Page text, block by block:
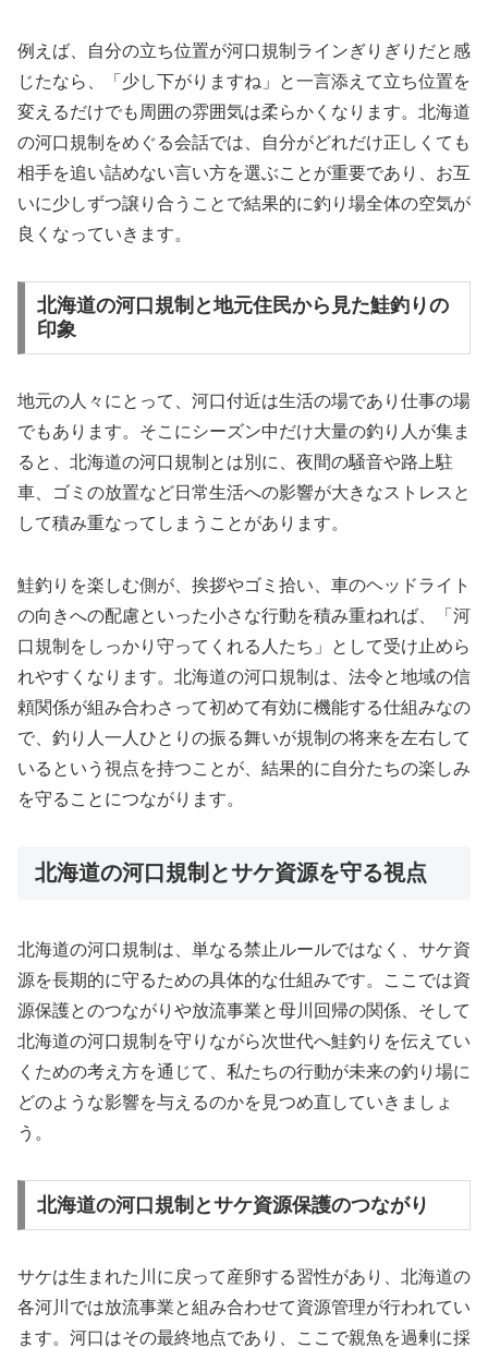
例えば、自分の立ち位置が河口規制ラインぎりぎりだと感
じたなら、「少し下がりますね」と一言添えて立ち位置を
変えるだけでも周囲の雰囲気は柔らかくなります。北海道
の河口規制をめぐる会話では、自分がどれだけ正しくても
相手を追い詰めない言い方を選ぶことが重要であり、お互
いに少しずつ譲り合うことで結果的に釣り場全体の空気が
良くなっていきます。
北海道の河口規制と地元住民から見た鮭釣りの
印象
地元の人々にとって、河口付近は生活の場であり仕事の場
でもあります。そこにシーズン中だけ大量の釣り人が集ま
ると、北海道の河口規制とは別に、夜間の騒音や路上駐
車、ゴミの放置など日常生活への影響が大きなストレスと
して積み重なってしまうことがあります。
鮭釣りを楽しむ側が、挨拶やゴミ拾い、車のヘッドライト
の向きへの配慮といった小さな行動を積み重ねれば、「河
口規制をしっかり守ってくれる人たち」として受け止めら
れやすくなります。北海道の河口規制は、法令と地域の信
頼関係が組み合わさって初めて有効に機能する仕組みなの
で、釣り人一人ひとりの振る舞いが規制の将来を左右して
いるという視点を持つことが、結果的に自分たちの楽しみ
を守ることにつながります。
北海道の河口規制とサケ資源を守る視点
北海道の河口規制は、単なる禁止ルールではなく、サケ資
源を長期的に守るための具体的な仕組みです。ここでは資
源保護とのつながりや放流事業と母川回帰の関係、そして
北海道の河口規制を守りながら次世代へ鮭釣りを伝えてい
くための考え方を通じて、私たちの行動が未来の釣り場に
どのような影響を与えるのかを見つめ直していきましょ
う。
北海道の河口規制とサケ資源保護のつながり
サケは生まれた川に戻って産卵する習性があり、北海道の
各河川では放流事業と組み合わせて資源管理が行われてい
ます。河口はその最終地点であり、ここで親魚を過剰に採